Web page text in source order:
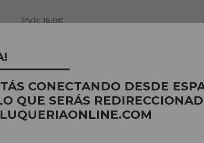
PVR: 16,11€
CONECTANDO DESDE
QUE SERÁS